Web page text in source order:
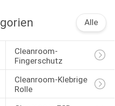
Alle
Cleanroom-
Fingerschutz
Cleanroom-Klebrige
Rolle